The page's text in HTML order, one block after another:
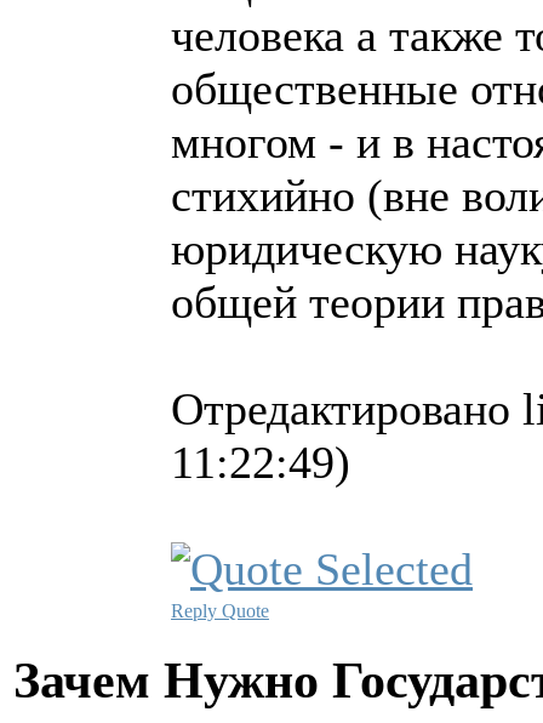
человека а также
общественные
многом - и в
стихийно (вне
юридическую
общей теории
Отредактировано
11:22:49)
Reply Quote
Зачем Нужно